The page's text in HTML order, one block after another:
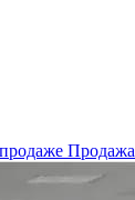
Продажа